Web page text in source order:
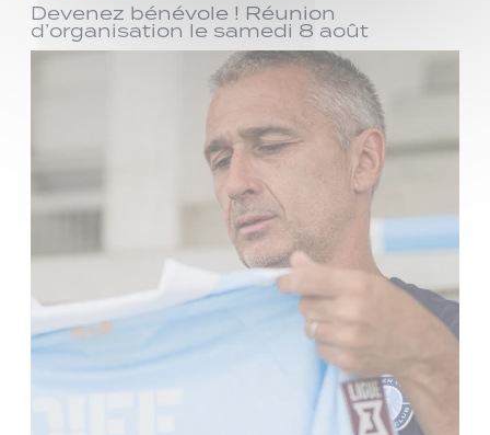
Devenez bénévole ! Réunion
d’organisation le samedi 8 août